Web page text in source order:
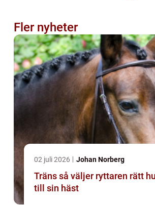
Fler nyheter
02 juli 2026 Johan Norberg
Träns så väljer ryttaren rätt huvudlag
till sin häst